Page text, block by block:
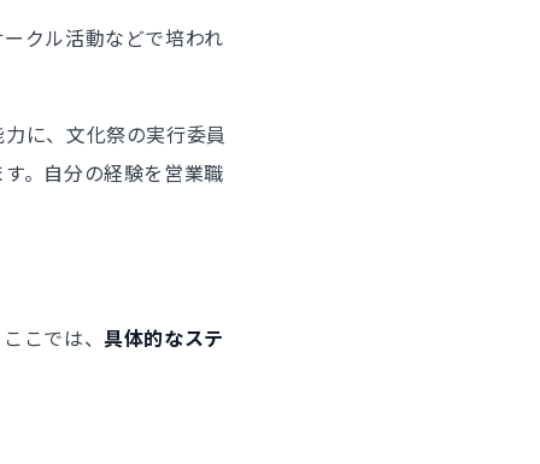
クル活動などで培われ
に、文化祭の実行委員
。自分の経験を営業職
こでは、具体的なステ